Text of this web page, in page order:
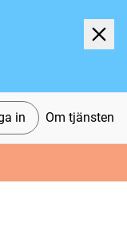
in Om tjänsten